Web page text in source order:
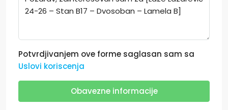
Potvrdjivanjem ove forme saglasan sam sa
Uslovi koriscenja
Obavezne informacije